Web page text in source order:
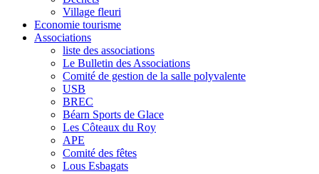
Village fleuri
Economie tourisme
Associations
liste des associations
Le Bulletin des Associations
Comité de gestion de la salle polyvalente
USB
BREC
Béarn Sports de Glace
Les Côteaux du Roy
APE
Comité des fêtes
Lous Esbagats